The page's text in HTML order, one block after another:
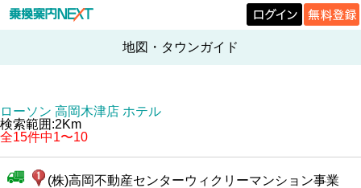
地図・タウンガイド
ローソン 高岡木津店 ホテル
検索範囲:2Km
全15件中1〜10
(株)高岡不動産センターウィクリーマンション事業